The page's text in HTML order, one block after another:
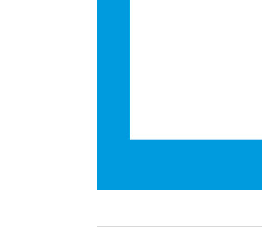
2.4 변환식에 편리한 map
3 디지털 입력(택트 스위
3.2 택트 스위치를 아두이
3.3 택트 스위치를 사용하
3.5 기울기 센서를 아두이
3.7 기울기 센서를 사용하